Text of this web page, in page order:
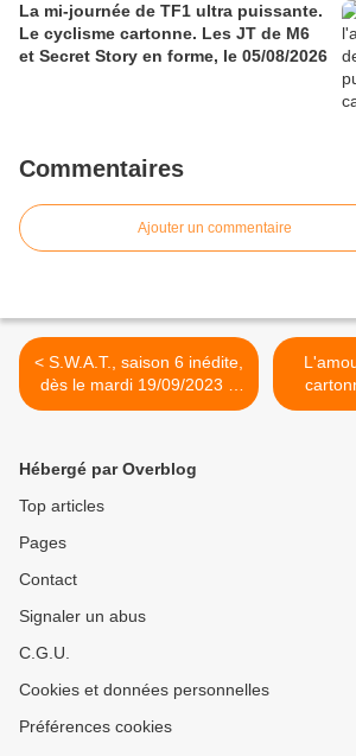
La mi-journée de TF1 ultra puissante.
Le cyclisme cartonne. Les JT de M6
et Secret Story en forme, le 05/08/2026
Commentaires
Ajouter un commentaire
< S.W.A.T., saison 6 inédite,
dès le mardi 19/09/2023 à
21h10 sur TF1
Hébergé par Overblog
Top articles
Pages
Contact
Signaler un abus
C.G.U.
Cookies et données personnelles
Préférences cookies